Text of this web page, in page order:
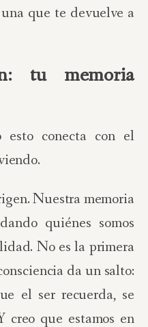
que te devuelve a
tu memoria
conecta con el
Nuestra memoria
quiénes somos
No es la primera
da un salto:
el ser recuerda, se
creo que estamos en